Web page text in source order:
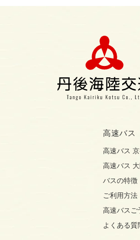
高速バス
高速バス
高速バス
バスの特徴
ご利用方法
高速バスご
よくある質